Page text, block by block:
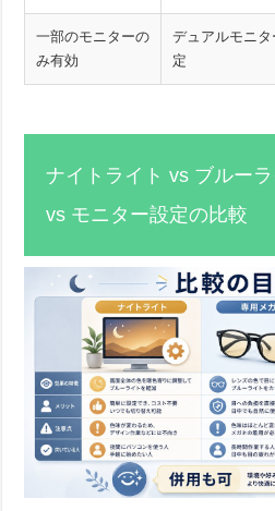
一部のモニターの
み有効
デュアルモニタ
定
ナイトライト vs ブルー
vs モニター設定の比較